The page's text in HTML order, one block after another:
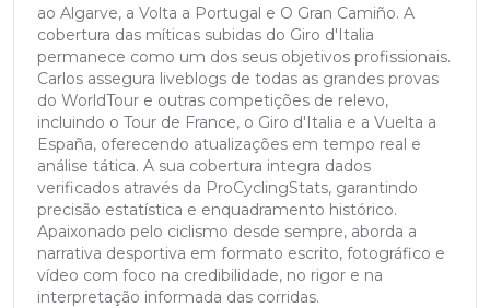
ao Algarve, a Volta a Portugal e O Gran Camiño. A
cobertura das míticas subidas do Giro d'Italia
permanece como um dos seus objetivos profissionais.
Carlos assegura liveblogs de todas as grandes provas
do WorldTour e outras competições de relevo,
incluindo o Tour de France, o Giro d'Italia e a Vuelta a
España, oferecendo atualizações em tempo real e
análise tática. A sua cobertura integra dados
verificados através da ProCyclingStats, garantindo
precisão estatística e enquadramento histórico.
Apaixonado pelo ciclismo desde sempre, aborda a
narrativa desportiva em formato escrito, fotográfico e
vídeo com foco na credibilidade, no rigor e na
interpretação informada das corridas.